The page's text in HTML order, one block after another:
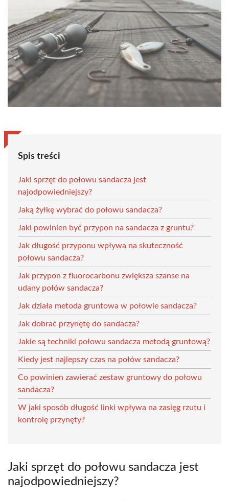
Spis treści
Jaki sprzęt do połowu sandacza jest
najodpowiedniejszy?
Jaką żyłkę wybrać do połowu sandacza?
Jaki powinien być przypon na sandacza z gruntu?
Jak długość przyponu wpływa na skuteczność
połowu sandacza?
Jak przypon z fluorocarbonu zwiększa szanse na
udany połów sandacza?
Jak działa metoda gruntowa w połowie sandacza?
Jak dobrać przynętę do sandacza?
Jakie są techniki połowu sandacza metodą gruntową?
Kiedy jest najlepszy czas na połów sandacza?
Co powinien zawierać zestaw gruntowy do połowu
sandacza?
W jaki sposób długość linki wpływa na zasięg rzutu i
kontrolę przynęty?
Jaki sprzęt do połowu sandacza jest
najodpowiedniejszy?